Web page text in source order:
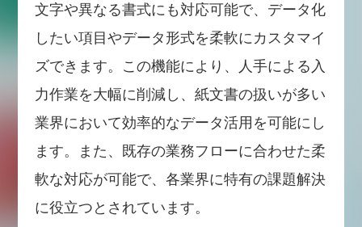
文字や異なる書式にも対応可能で、データ化
したい項目やデータ形式を柔軟にカスタマイ
ズできます。この機能により、人手による入
力作業を大幅に削減し、紙文書の扱いが多い
業界において効率的なデータ活用を可能にし
ます。また、既存の業務フローに合わせた柔
軟な対応が可能で、各業界に特有の課題解決
に役立つとされています。